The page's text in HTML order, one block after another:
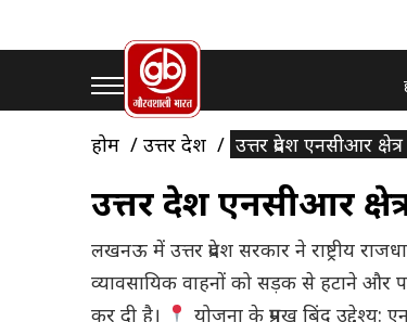
होम उत्तर प्रदेश उत्तर प्रदेश एनसीआर
उत्तर प्रदेश एनसीआर
लखनऊ में उत्तर प्रदेश सरकार ने राष्ट्रीय
व्यावसायिक वाहनों को सड़क से हटाने और
कर दी है।
योजना के प्रमुख बिंदु उद्देश्य: